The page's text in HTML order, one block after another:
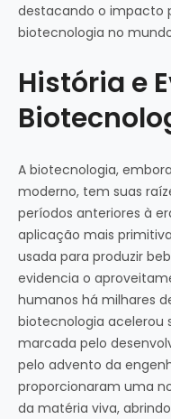
destacando o impacto
biotecnologia no
História e
A biotecnologia,
moderno, tem suas
períodos anteriores à
aplicação mais
usada para produzir
evidencia o
humanos há milhares
biotecnologia acelerou
marcada pelo
pelo advento da
proporcionaram uma
da matéria viva,